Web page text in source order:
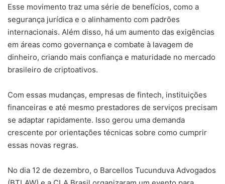
Esse movimento traz uma série de benefícios, como a
segurança jurídica e o alinhamento com padrões
internacionais. Além disso, há um aumento das exigências
em áreas como governança e combate à lavagem de
dinheiro, criando mais confiança e maturidade no mercado
brasileiro de criptoativos.
Com essas mudanças, empresas de fintech, instituições
financeiras e até mesmo prestadores de serviços precisam
se adaptar rapidamente. Isso gerou uma demanda
crescente por orientações técnicas sobre como cumprir
essas novas regras.
No dia 12 de dezembro, o Barcellos Tucunduva Advogados